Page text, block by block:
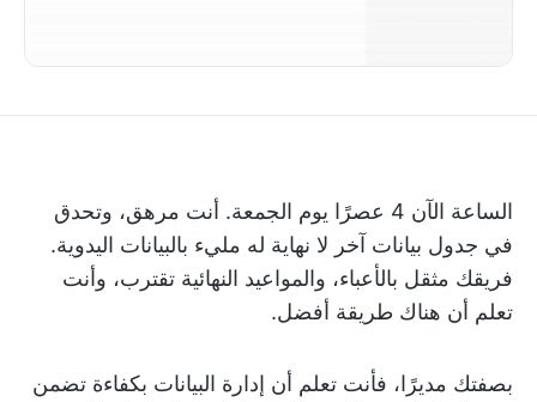
الساعة الآن 4 عصرًا يوم الجمعة. أنت مرهق، وتحدق
في جدول بيانات آخر لا نهاية له مليء بالبيانات اليدوية.
فريقك مثقل بالأعباء، والمواعيد النهائية تقترب، وأنت
تعلم أن هناك طريقة أفضل.
بصفتك مديرًا، فأنت تعلم أن إدارة البيانات بكفاءة تضمن